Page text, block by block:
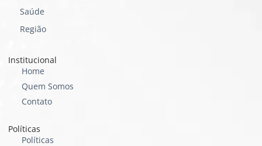
Saúde
Região
Institucional
Home
Quem Somos
Contato
Políticas
Políticas